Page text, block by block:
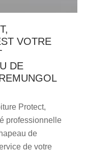
VOTRE
DE
Protect,
professionnelle
de
de votre